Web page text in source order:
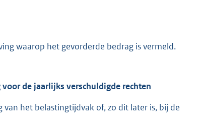
waarop het gevorderde bedrag is vermeld.
de jaarlijks verschuldigde rechten
van het belastingtijdvak of, zo dit later is, bij de